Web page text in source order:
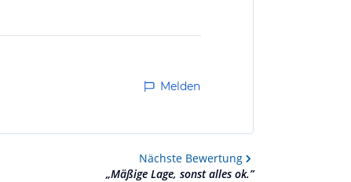
Melden
Nächste Bewertung
„Mäßige Lage, sonst alles ok.”